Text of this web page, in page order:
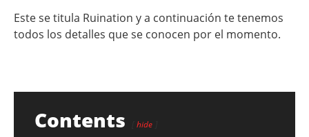
Este se titula Ruination y a continuación te tenemos
todos los detalles que se conocen por el momento.
Contents hide